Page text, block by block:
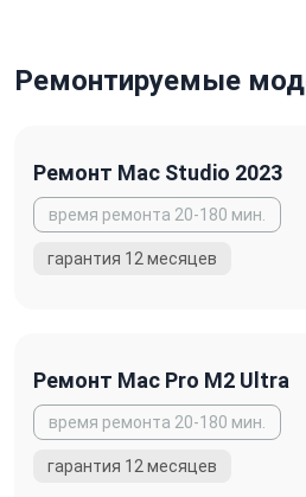
Ремонтируемые
Ремонт Mac Studio 2023
Ремонт Mac Pro M2 Ultra